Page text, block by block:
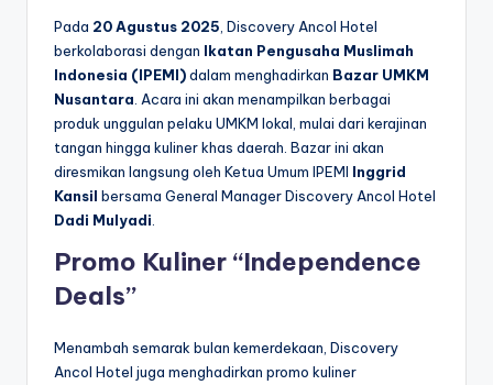
Pada 20 Agustus 2025 , Discovery Ancol Hotel
berkolaborasi dengan Ikatan Pengusaha Muslimah
Indonesia (IPEMI)dalam menghadirkan Bazar UMKM
Nusantara . Acara ini akan menampilkan berbagai
produk unggulan pelaku UMKM lokal, mulai dari kerajinan
tangan hingga kuliner khas daerah. Bazar ini akan
diresmikan langsung oleh Ketua Umum IPEMI Inggrid
Kansil bersama General Manager Discovery Ancol Hotel
Dadi Mulyadi
Promo Kuliner “Independence
Deals”
Menambah semarak bulan kemerdekaan, Discovery
Ancol Hotel juga menghadirkan promo kuliner